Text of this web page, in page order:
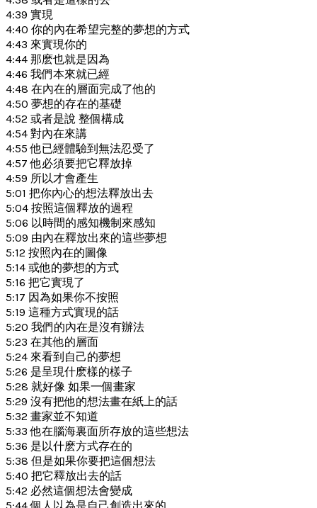
4:39 實現
4:40 你的內在希望完整的夢想的方式
4:43 來實現你的
4:44 那麽也就是因為
4:46 我們本來就已經
4:48 在內在的層面完成了他的
4:50 夢想的存在的基礎
4:52 或者是說 整個構成
4:54 對內在來講
4:55 他已經體驗到無法忍受了
4:57 他必須要把它釋放掉
4:59 所以才會產生
5:01 把你內心的想法釋放出去
5:04 按照這個釋放的過程
5:06 以時間的感知機制來感知
5:09 由內在釋放出來的這些夢想
5:12 按照內在的圖像
5:14 或他的夢想的方式
5:16 把它實現了
5:17 因為如果你不按照
5:19 這種方式實現的話
5:20 我們的內在是沒有辦法
5:23 在其他的層面
5:24 來看到自己的夢想
5:26 是呈現什麽樣的樣子
5:28 就好像 如果一個畫家
5:29 沒有把他的想法畫在紙上的話
5:32 畫家並不知道
5:33 他在腦海裏面所存放的這些想法
5:36 是以什麽方式存在的
5:38 但是如果你要把這個想法
5:40 把它釋放出去的話
5:42 必然這個想法會變成
5:44 個人以為是自己創造出來的